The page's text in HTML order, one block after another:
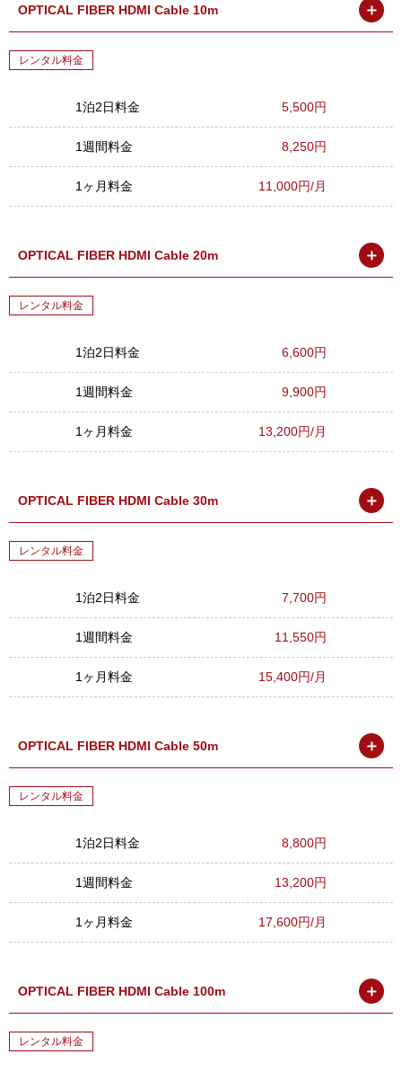
OPTICAL FIBER HDMI Cable 10m ＋
レンタル料金
1泊2日料金 5,500円
1週間料金 8,250円
1ヶ月料金 11,000円/月
OPTICAL FIBER HDMI Cable 20m ＋
レンタル料金
1泊2日料金 6,600円
1週間料金 9,900円
1ヶ月料金 13,200円/月
OPTICAL FIBER HDMI Cable 30m ＋
レンタル料金
1泊2日料金 7,700円
1週間料金 11,550円
1ヶ月料金 15,400円/月
OPTICAL FIBER HDMI Cable 50m ＋
レンタル料金
1泊2日料金 8,800円
1週間料金 13,200円
1ヶ月料金 17,600円/月
OPTICAL FIBER HDMI Cable 100m ＋
レンタル料金